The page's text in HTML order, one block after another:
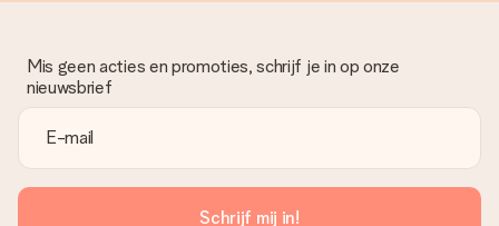
Mis geen acties en promoties, schrijf je in op onze
nieuwsbrief
Schrijf mij in!